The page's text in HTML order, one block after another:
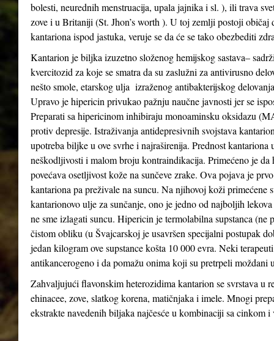
bolesti, neurednih menstruacija, upala jajnika i sl. ), ili trava
zove i u Britaniji (St. Jhon’s worth ). U toj zemlji postoji običaj
kantariona ispod jastuka, veruje se da će se tako obezbediti
Kantarion je biljka izuzetno složenog hemijskog sastava–
kvercitozid za koje se smatra da su zaslužni za antivirusno
nešto smole, etarskog ulja izraženog antibakterijskog
Upravo je hipericin privukao pažnju naučne javnosti jer se
Preparati sa hipericinom inhibiraju monoaminsku oksidazu
protiv depresije. Istraživanja antidepresivnih svojstava
upotreba biljke u ove svrhe i najraširenija. Prednost kantariona
neškodljivosti i malom broju kontraindikacija. Primećeno je
povećava osetljivost kože na sunčeve zrake. Ova pojava je
kantariona pa preživale na suncu. Na njihovoj koži primećene
kantarionovo ulje za sunčanje, ono je jedno od najboljih
ne sme izlagati suncu. Hipericin je termolabilna supstanca (ne
čistom obliku (u Švajcarskoj je usavršen specijalni postupak
jedan kilogram ove supstance košta 10 000 evra. Neki
antikancerogeno i da pomažu onima koji su pretrpeli moždani
Zahvaljujući flavonskim heterozidima kantarion se svrstava u
ehinacee, zove, slatkog korena, matičnjaka i imele. Mnogi
ekstrakte navedenih biljaka najčesće u kombinaciji sa cinkom